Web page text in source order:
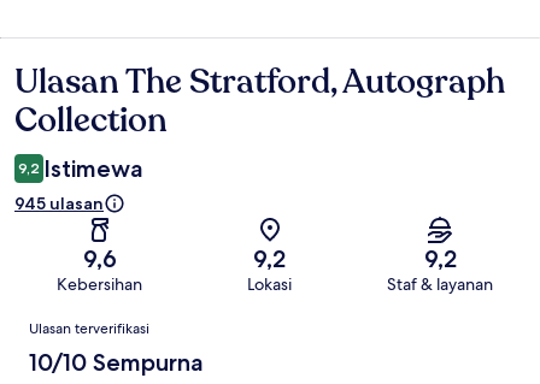
Ulasan
Ulasan The Stratford, Autograph
Collection
9,2 Istimewa
945 ulasan
9,6
Kebersihan
9,2
Lokasi
9,2
Staf & layanan
Ulasan
Ulasan terverifikasi
10/10 Sempurna